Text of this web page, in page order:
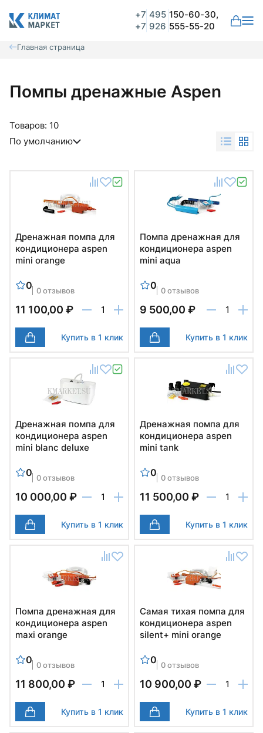
+7 495 150-60-30,
+7 926 555-55-20
Главная страница
Помпы дренажные Aspen
Товаров: 10
По умолчанию
Дренажная помпа для
кондиционера aspen
mini orange
0 0 отзывов
11 100,00 ₽
Купить в 1 клик
Помпа дренажная для
кондиционера aspen
mini aqua
0 0 отзывов
9 500,00 ₽
Купить в 1 клик
Дренажная помпа для
кондиционера aspen
mini blanc deluxe
0 0 отзывов
10 000,00 ₽
Купить в 1 клик
Дренажная помпа для
кондиционера aspen
mini tank
0 0 отзывов
11 500,00 ₽
Купить в 1 клик
Помпа дренажная для
кондиционера aspen
maxi orange
0 0 отзывов
11 800,00 ₽
Купить в 1 клик
Самая тихая помпа для
кондиционера aspen
silent+ mini orange
0 0 отзывов
10 900,00 ₽
Купить в 1 клик